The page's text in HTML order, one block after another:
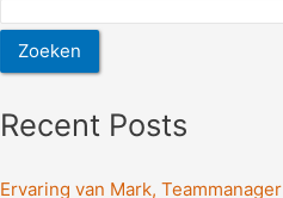
Zoeken
Recent Posts
Ervaring van Mark, Teammanager